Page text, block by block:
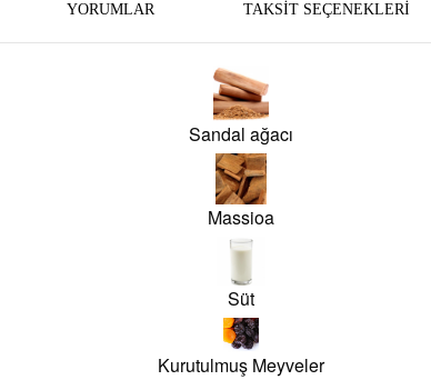
YORUMLAR TAKSIT SEÇENEKLERI
Sandal ağacı
Massioa
Süt
Kurutulmuş Meyveler